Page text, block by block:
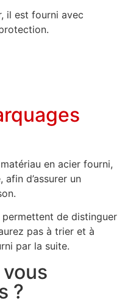
il est fourni avec
en acier fourni,
d’assurer un
permettent de distinguer
pas à trier et à
par la suite.
vous
?